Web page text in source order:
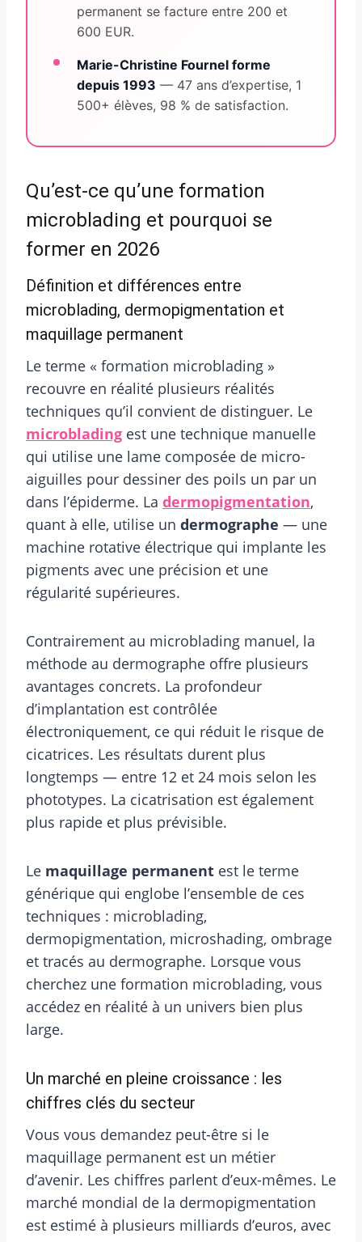
permanent se facture entre 200 et
600 EUR.
Marie-Christine Fournel forme
depuis 1993 — 47 ans d’expertise, 1
500+ élèves, 98 % de satisfaction.
Qu’est-ce qu’une formation
microblading et pourquoi se
former en 2026
Définition et différences entre
microblading, dermopigmentation et
maquillage permanent
Le terme « formation microblading »
recouvre en réalité plusieurs réalités
techniques qu’il convient de distinguer. Le
microblading est une technique manuelle
qui utilise une lame composée de micro-
aiguilles pour dessiner des poils un par un
dans l’épiderme. La dermopigmentation,
quant à elle, utilise un dermographe — une
machine rotative électrique qui implante les
pigments avec une précision et une
régularité supérieures.
Contrairement au microblading manuel, la
méthode au dermographe offre plusieurs
avantages concrets. La profondeur
d’implantation est contrôlée
électroniquement, ce qui réduit le risque de
cicatrices. Les résultats durent plus
longtemps — entre 12 et 24 mois selon les
phototypes. La cicatrisation est également
plus rapide et plus prévisible.
Le maquillage permanent est le terme
générique qui englobe l’ensemble de ces
techniques : microblading,
dermopigmentation, microshading, ombrage
et tracés au dermographe. Lorsque vous
cherchez une formation microblading, vous
accédez en réalité à un univers bien plus
large.
Un marché en pleine croissance : les
chiffres clés du secteur
Vous vous demandez peut-être si le
maquillage permanent est un métier
d’avenir. Les chiffres parlent d’eux-mêmes. Le
marché mondial de la dermopigmentation
est estimé à plusieurs milliards d’euros, avec